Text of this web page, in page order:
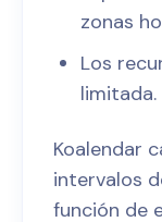
zonas
Los
limitada.
Koalendar
intervalos
función de